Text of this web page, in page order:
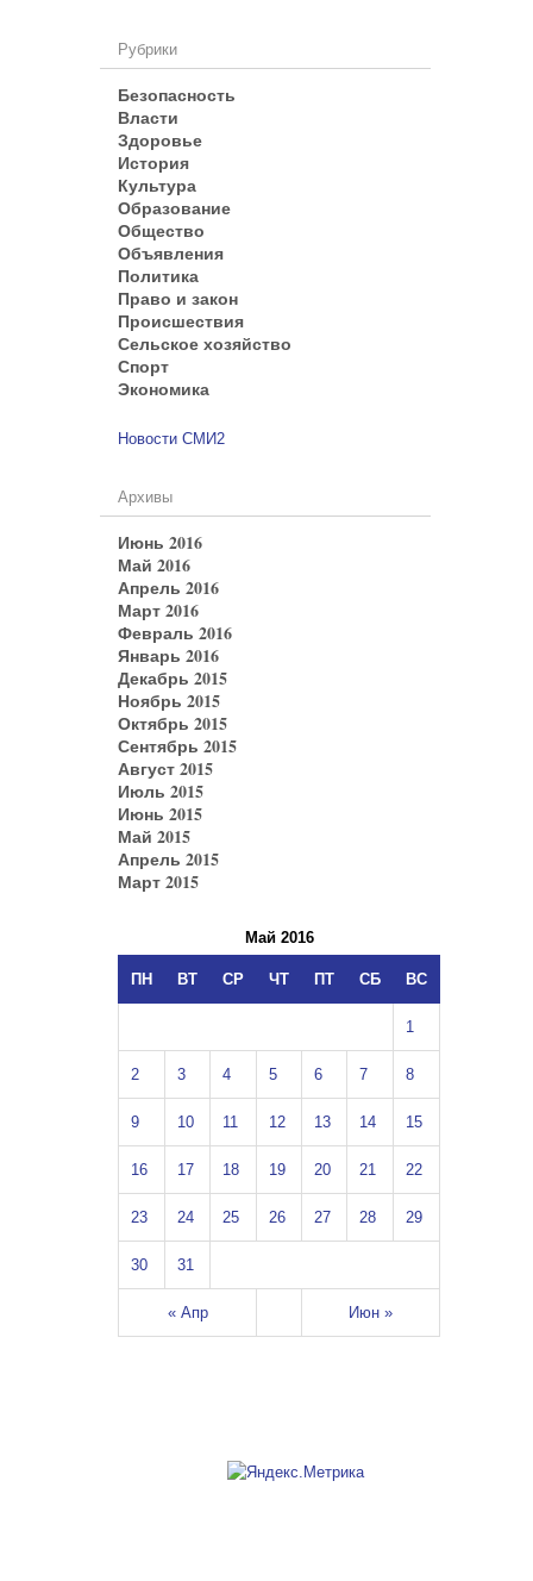
Рубрики
Безопасность
Власти
Здоровье
История
Культура
Образование
Общество
Объявления
Политика
Право и закон
Происшествия
Сельское хозяйство
Спорт
Экономика
Новости СМИ2
Архивы
Июнь 2016
Май 2016
Апрель 2016
Март 2016
Февраль 2016
Январь 2016
Декабрь 2015
Ноябрь 2015
Октябрь 2015
Сентябрь 2015
Август 2015
Июль 2015
Июнь 2015
Май 2015
Апрель 2015
Март 2015
Май 2016
ПН ВТ СР ЧТ ПТ СБ ВС
« Апр Июн »
1
2 3 4 5 6 7 8
9 10 11 12 13 14 15
16 17 18 19 20 21 22
23 24 25 26 27 28 29
30 31